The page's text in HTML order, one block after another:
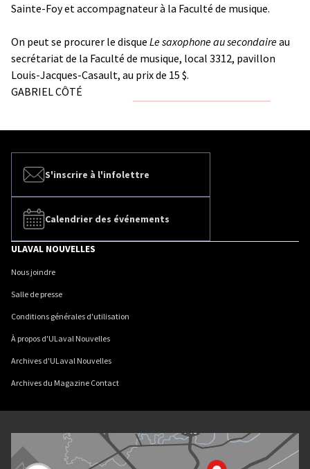
Sainte-Foy et accompagnateur à la Faculté de musique.
On peut se procurer le disque Le saxophone au secondaireau
secrétariat de la Faculté de musique, local 3312, pavillon
Louis-Jacques-Casault, au prix de 15 $.
GABRIEL CÔTÉ
S'inscrire à l'infolettre
Calendrier des événements
ULAVAL NOUVELLES
Nous joindre
Salle de presse
Conditions générales d'utilisation
À propos d'ULaval Nouvelles
Archives d'ULaval Nouvelles
Archives du Magazine Contact